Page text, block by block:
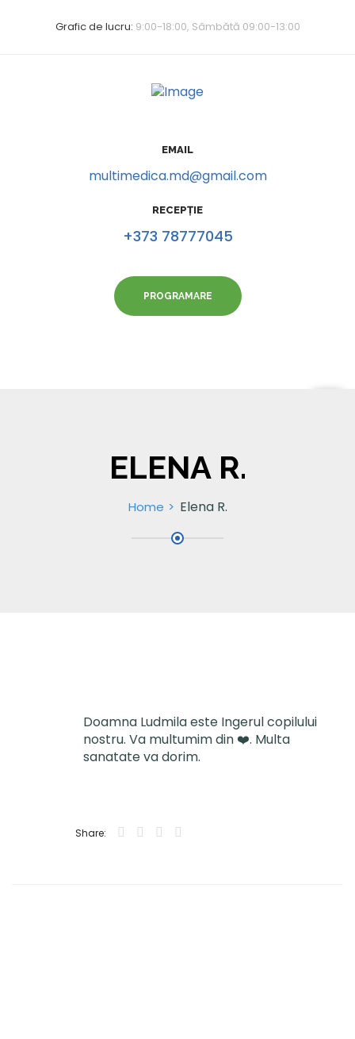
Grafic de lucru: 9:00-18:00, Sâmbătă 09:00-13:00
EMAIL
multimedica.md@gmail.com
RECEPȚIE
+373 78777045
PROGRAMARE
ELENA R.
Home Elena R.
Doamna Ludmila este Ingerul copilului
nostru. Va multumim din ❤️. Multa
sanatate va dorim.
Share: